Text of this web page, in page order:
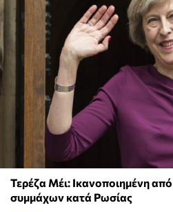
Τερέζα Μέι: Ικανοποιημένη
συμμάχων κατά Ρωσίας